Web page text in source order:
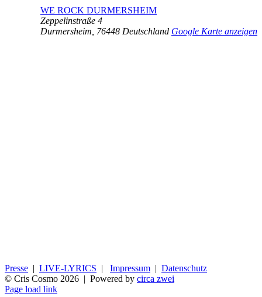
WE ROCK DURMERSHEIM
Zeppelinstraße 4
Durmersheim 76448 Deutschland Google Karte anzeigen
Presse | LIVE-LYRICS | Impressum | Datenschutz
© Cris Cosmo 2026 | Powered by circa zwei
Page load link